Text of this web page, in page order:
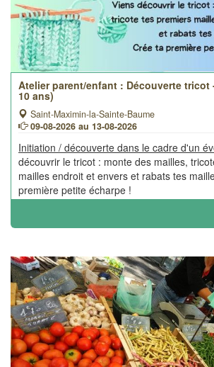
Atelier parent/enfant : Découverte tricot
10 ans)
Saint-Maximin-la-Sainte-Baume
09-08-2026 au 13-08-2026
Initiation / découverte dans le cadre d'un
découvrir le tricot : monte des mailles,
mailles endroit et envers et rabats tes
première petite écharpe !